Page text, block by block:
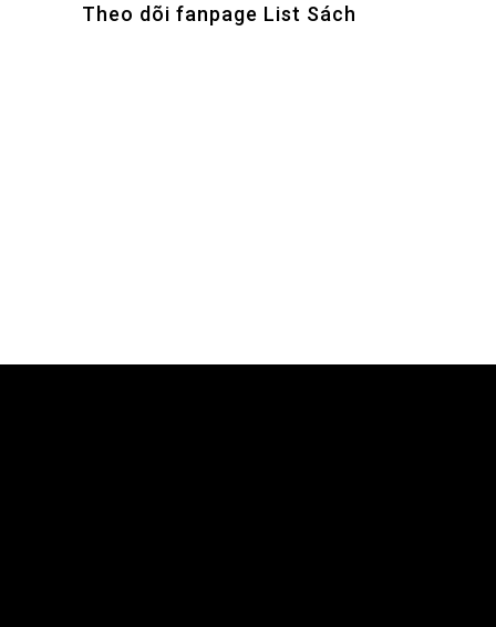
Theo dõi fanpage List Sách